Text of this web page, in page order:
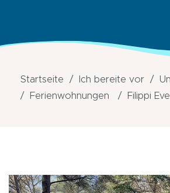
Startseite Ich bereite vor
Ferienwohnungen
Filippi Eve